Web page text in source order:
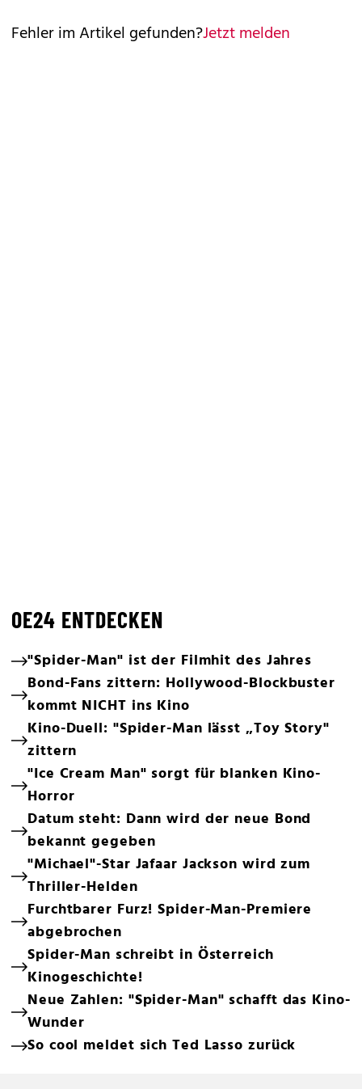
Fehler im Artikel gefunden?Jetzt melden
OE24 ENTDECKEN
"Spider-Man" ist der Filmhit des Jahres
Bond-Fans zittern: Hollywood-Blockbuster
kommt NICHT ins Kino
Kino-Duell: "Spider-Man lässt „Toy Story"
zittern
"Ice Cream Man" sorgt für blanken Kino-
Horror
Datum steht: Dann wird der neue Bond
bekannt gegeben
"Michael"-Star Jafaar Jackson wird zum
Thriller-Helden
Furchtbarer Furz! Spider-Man-Premiere
abgebrochen
Spider-Man schreibt in Österreich
Kinogeschichte!
Neue Zahlen: "Spider-Man" schafft das Kino-
Wunder
So cool meldet sich Ted Lasso zurück